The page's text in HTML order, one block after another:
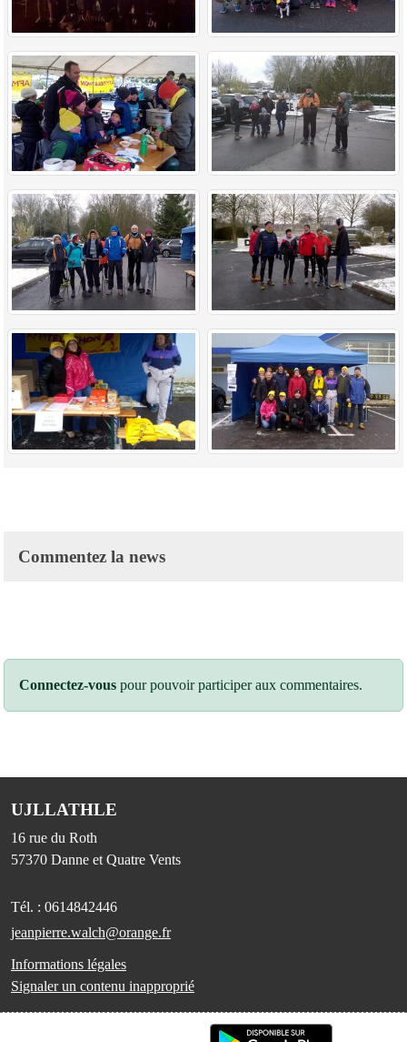
Commentez la news
Connectez-vous pour pouvoir participer aux commentaires.
UJLLATHLE
16 rue du Roth
57370 Danne et Quatre Vents
Tél. : 0614842446
jeanpierre.walch@orange.fr
Informations légales
Signaler un contenu inapproprié